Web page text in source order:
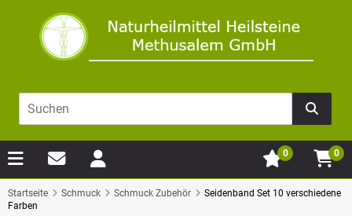
0
0
Startseite Schmuck Schmuck Zubehör
Seidenband Set 10 verschiedene
Farben